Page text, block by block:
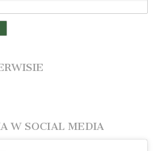
W SOCIAL MEDIA